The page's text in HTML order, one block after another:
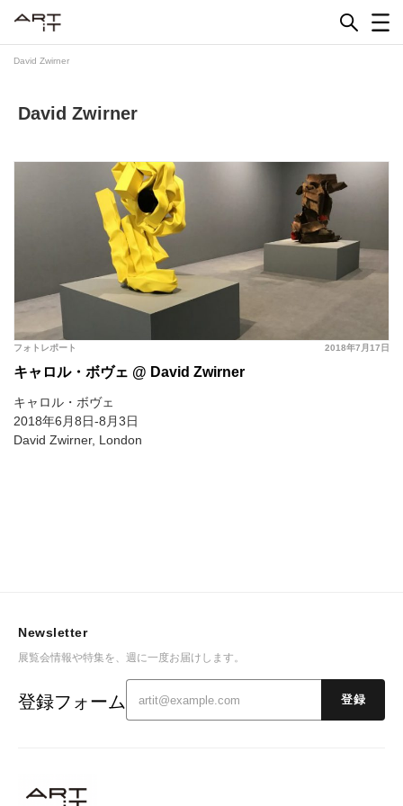
David Zwirner
David Zwirner
2018年7月17日
フォトレポート
キャロル・ボヴェ @ David Zwirner
キャロル・ボヴェ
2018年6月8日-8月3日
David Zwirner, London
Newsletter
展覧会情報や特集を、週に一度お届けします。
登録フォーム 登録